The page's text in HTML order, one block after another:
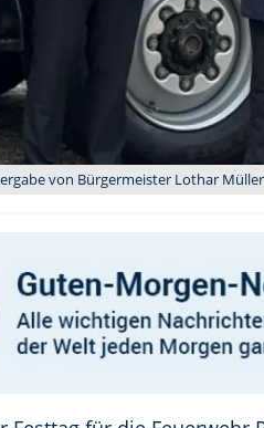
von Bürgermeister Lothar